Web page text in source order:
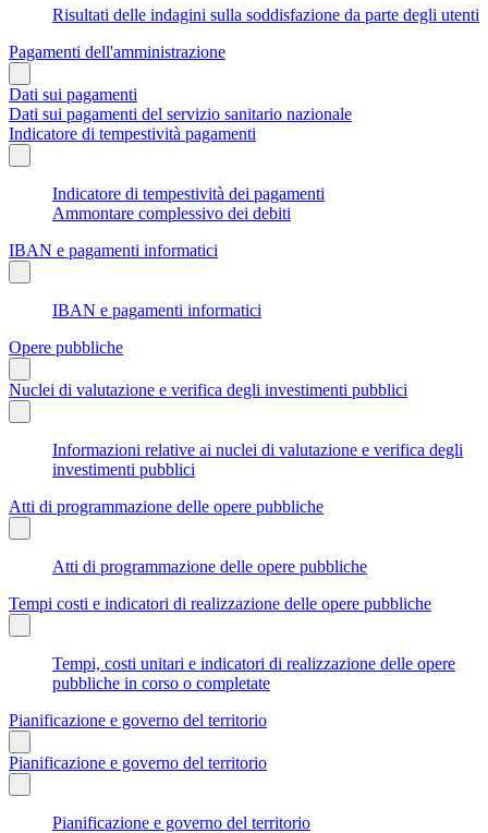
Risultati delle indagini sulla soddisfazione da parte degli utenti
Pagamenti dell'amministrazione
Dati sui pagamenti
Dati sui pagamenti del servizio sanitario nazionale
Indicatore di tempestività pagamenti
Indicatore di tempestività dei pagamenti
Ammontare complessivo dei debiti
IBAN e pagamenti informatici
IBAN e pagamenti informatici
Opere pubbliche
Nuclei di valutazione e verifica degli investimenti pubblici
Informazioni relative ai nuclei di valutazione e verifica degli
investimenti pubblici
Atti di programmazione delle opere pubbliche
Atti di programmazione delle opere pubbliche
Tempi costi e indicatori di realizzazione delle opere pubbliche
Tempi, costi unitari e indicatori di realizzazione delle opere
pubbliche in corso o completate
Pianificazione e governo del territorio
Pianificazione e governo del territorio
Pianificazione e governo del territorio